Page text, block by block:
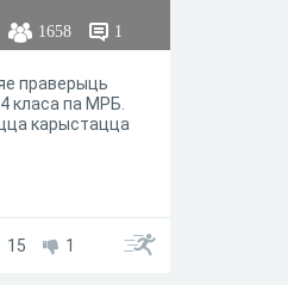
1658 1
праверыць
класа па МРБ.
карыстацца
15 1